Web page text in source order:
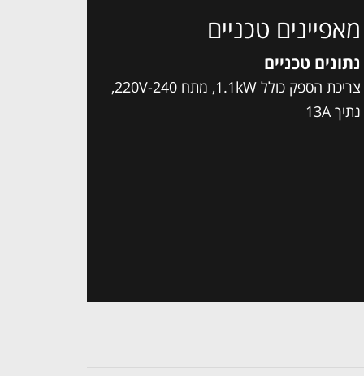
מאפיינים טכניים
נתונים טכניים
צריכת הספק כולל 1.1kW, מתח 220V-240,
נתיך 13A